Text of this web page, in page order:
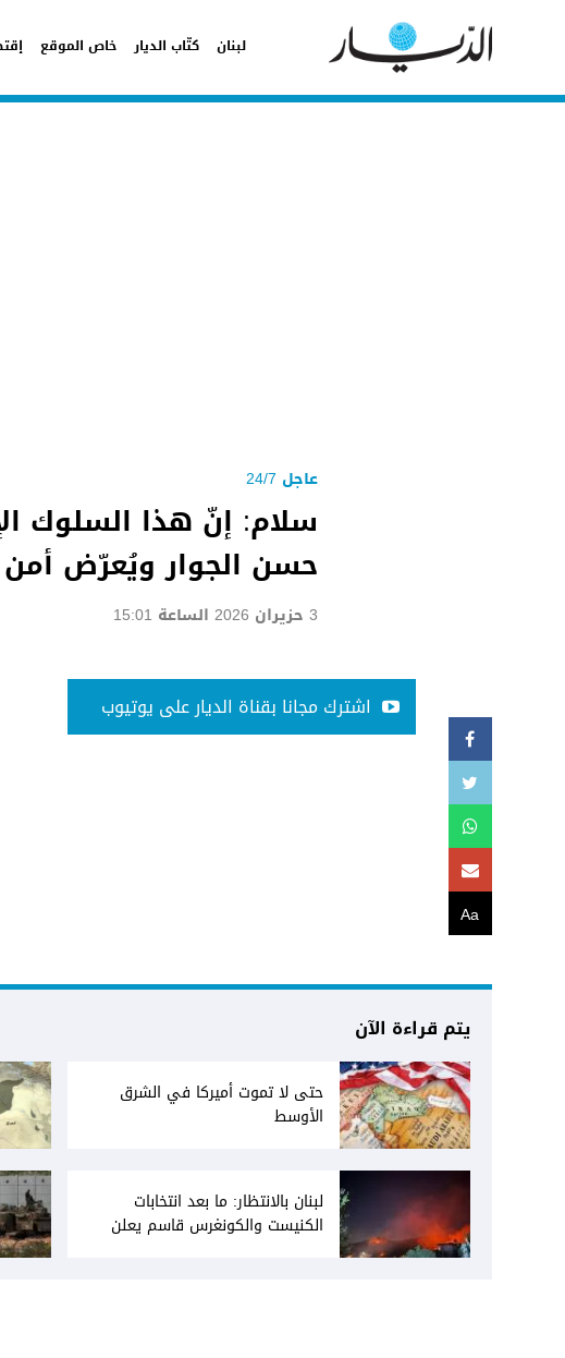
لبنان كتّاب الديار خاص الموقع
عاجل 24/7
سلام: إنّ هذا السلوك
حسن الجوار ويُعرّض أمن
3 حزيران 2026 الساعة 15:01
Aa
اشترك مجانا بقناة الديار على يوتيوب
يتم قراءة الآن
حتى لا تموت أميركا في الشرق
الأوسط
لبنان بالانتظار: ما بعد انتخابات
الكنيست والكونغرس قاسم يعلن